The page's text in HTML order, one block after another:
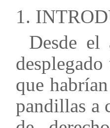
1.
Desde
que
pandillas a